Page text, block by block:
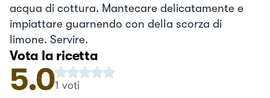
acqua di cottura. Mantecare delicatamente e
impiattare guarnendo con della scorza di
limone. Servire.
Vota la ricetta
5.01 voti